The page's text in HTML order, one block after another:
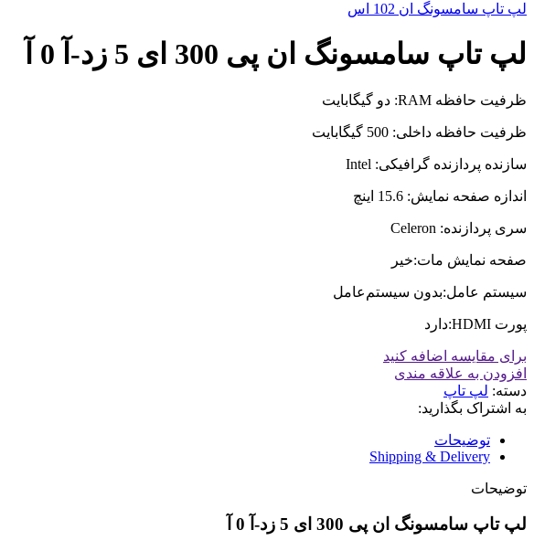
لپ تاپ سامسونگ ان 102 اس
لپ تاپ سامسونگ ان پی 300 ای 5 زد-آ 0 آ
ظرفیت حافظه RAM: دو گیگابایت
ظرفیت حافظه داخلی: 500 گیگابایت
سازنده پردازنده گرافیکی: Intel
اندازه صفحه نمایش: 15.6 اینچ
سری پردازنده: Celeron
صفحه نمایش مات:خیر
سیستم عامل:بدون سیستم‌عامل
پورت HDMI:دارد
برای مقایسه اضافه کنید
افزودن به علاقه مندی
دسته: لپ تاپ
به اشتراک بگذارید:
توضیحات
Shipping & Delivery
توضیحات
لپ تاپ سامسونگ ان پی 300 ای 5 زد-آ 0 آ